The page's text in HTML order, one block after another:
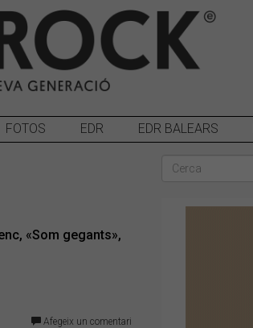
FOTOS EDR EDR BALEARS
«Som gegants»,
Afegeix un comentari